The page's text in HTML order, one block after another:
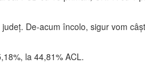
De-acum încolo, sigur vom
la 44,81% ACL.